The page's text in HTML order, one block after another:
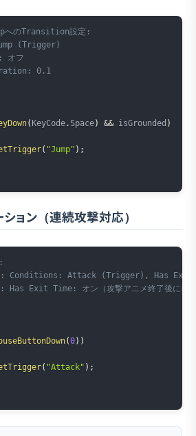
へのTransition設定:
(Trigger)
フ
0.1
( KeyCode. Space) && isGrounded )
( "Jump" ) ;
ョン（連続攻撃対応）
Conditions: Attack (Trigger), Has Exit
Exit Time: オン（攻撃アニメ終了後に自動
(0) )
( "Attack" ) ;